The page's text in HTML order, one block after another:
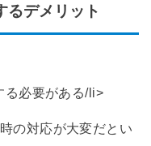
デメリット
る必要がある/li>
の対応が大変だとい